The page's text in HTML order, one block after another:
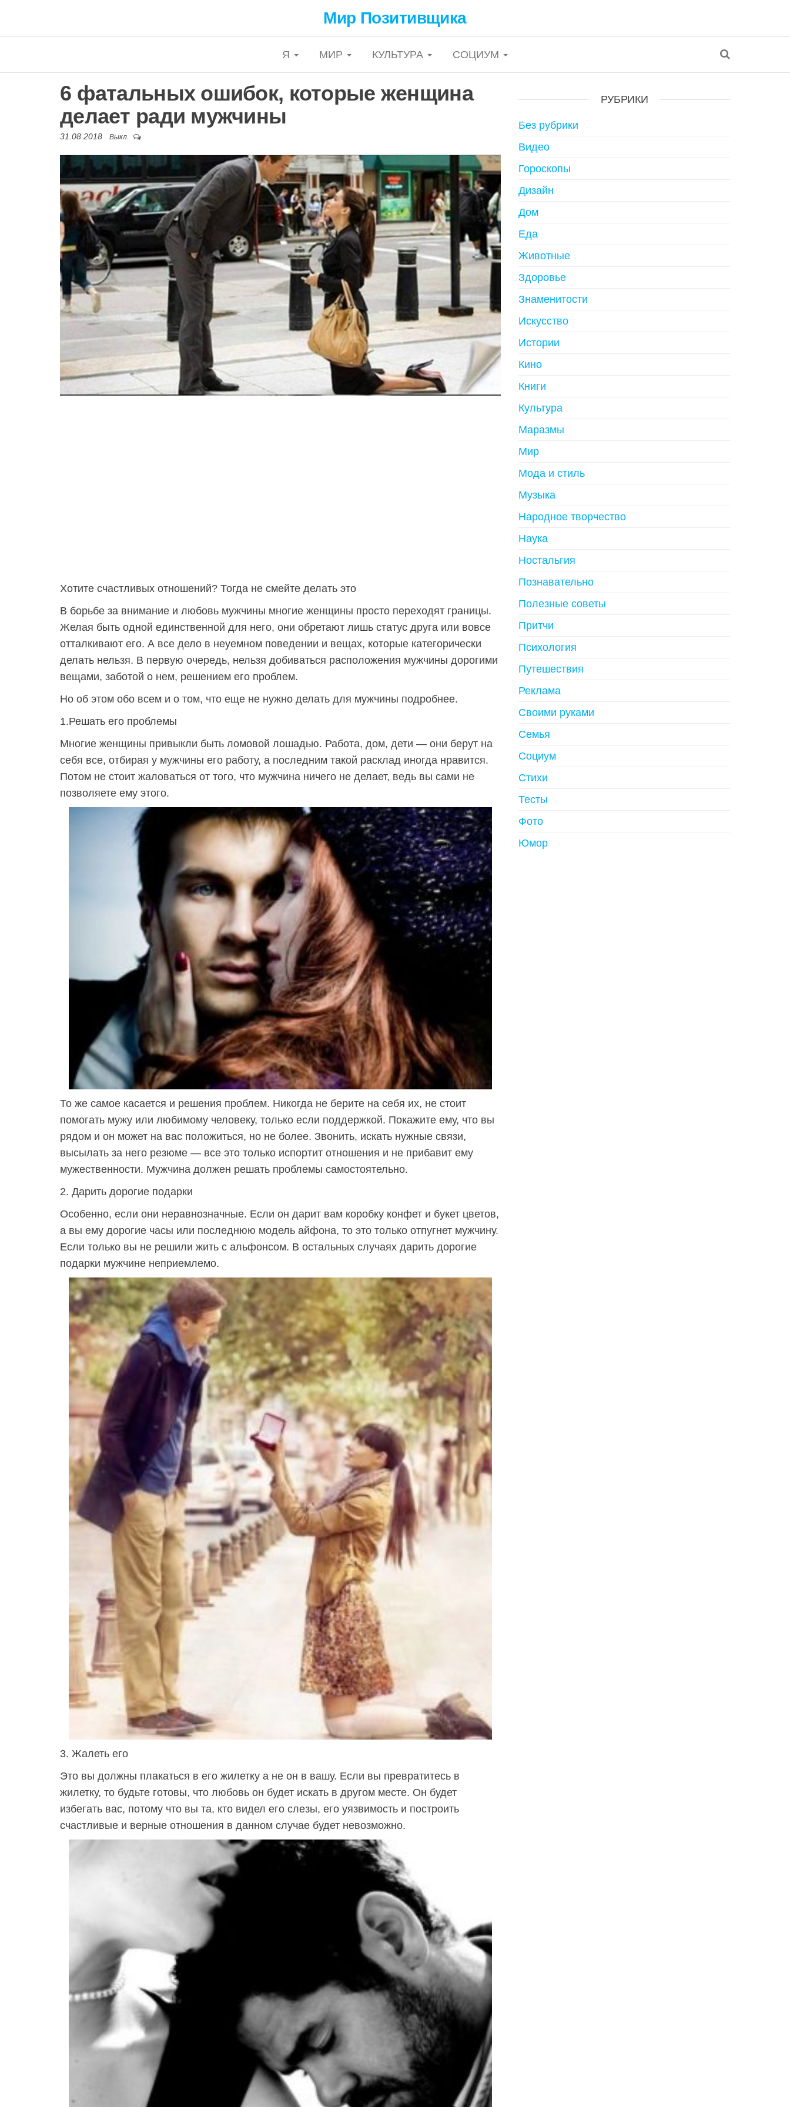
Мир Позитивщика
Я МИР КУЛЬТУРА СОЦИУМ
6 фатальных ошибок, которые женщина
делает ради мужчины
31.08.2018 Выкл.
Хотите счастливых отношений? Тогда не смейте делать это
В борьбе за внимание и любовь мужчины многие женщины просто переходят границы.
Желая быть одной единственной для него, они обретают лишь статус друга или вовсе
отталкивают его. А все дело в неуемном поведении и вещах, которые категорически
делать нельзя. В первую очередь, нельзя добиваться расположения мужчины дорогими
вещами, заботой о нем, решением его проблем.
Но об этом обо всем и о том, что еще не нужно делать для мужчины подробнее.
1.Решать его проблемы
Многие женщины привыкли быть ломовой лошадью. Работа, дом, дети — они берут на
себя все, отбирая у мужчины его работу, а последним такой расклад иногда нравится.
Потом не стоит жаловаться от того, что мужчина ничего не делает, ведь вы сами не
позволяете ему этого.
То же самое касается и решения проблем. Никогда не берите на себя их, не стоит
помогать мужу или любимому человеку, только если поддержкой. Покажите ему, что вы
рядом и он может на вас положиться, но не более. Звонить, искать нужные связи,
высылать за него резюме — все это только испортит отношения и не прибавит ему
мужественности. Мужчина должен решать проблемы самостоятельно.
2. Дарить дорогие подарки
Особенно, если они неравнозначные. Если он дарит вам коробку конфет и букет цветов,
а вы ему дорогие часы или последнюю модель айфона, то это только отпугнет мужчину.
Если только вы не решили жить с альфонсом. В остальных случаях дарить дорогие
подарки мужчине неприемлемо.
3. Жалеть его
Это вы должны плакаться в его жилетку а не он в вашу. Если вы превратитесь в
жилетку, то будьте готовы, что любовь он будет искать в другом месте. Он будет
избегать вас, потому что вы та, кто видел его слезы, его уязвимость и построить
счастливые и верные отношения в данном случае будет невозможно.
РУБРИКИ
Без рубрики
Видео
Гороскопы
Дизайн
Дом
Еда
Животные
Здоровье
Знаменитости
Искусство
Истории
Кино
Книги
Культура
Маразмы
Мир
Мода и стиль
Музыка
Народное творчество
Наука
Ностальгия
Познавательно
Полезные советы
Притчи
Психология
Путешествия
Реклама
Своими руками
Семья
Социум
Стихи
Тесты
Фото
Юмор